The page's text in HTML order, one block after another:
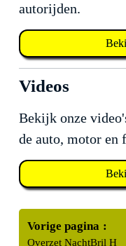
autorijden.
Videos
Bekijk onze
de auto, motor en
Bericht
navigatie
Vorige pagina
Overzet NachtBril H